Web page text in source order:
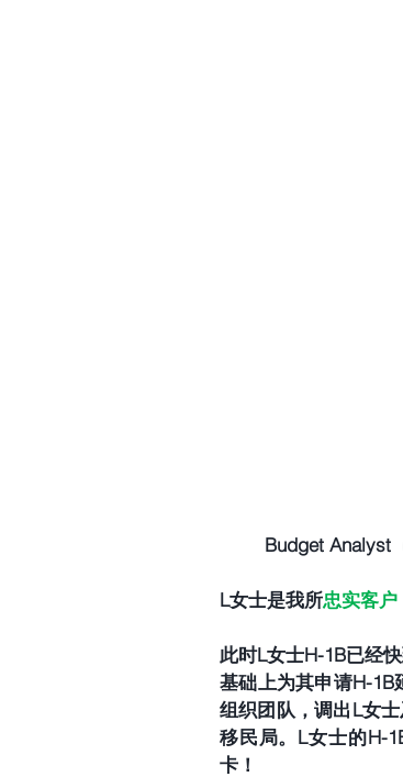
Budget Analyst
L女士是我所忠实客户
此时L女士H-1B已经
基础上为其申请H-1B
组织团队，调出L女
移民局。L女士的H-
卡！